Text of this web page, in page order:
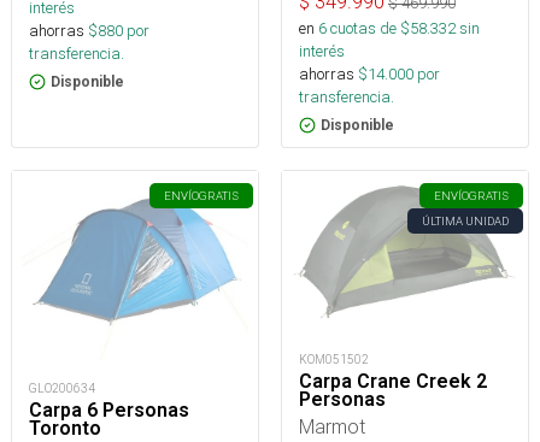
interés
ahorras $880 por
transferencia.
Disponible
en 6cuotas de $58.332sin
interés
ahorras $14.000 por
transferencia.
Disponible
ENVÍOGRATIS
GLO200634
Carpa 6 Personas
Toronto
ENVÍOGRATIS
ÚLTIMA UNIDAD
KOM051502
Carpa Crane Creek 2
Personas
Marmot